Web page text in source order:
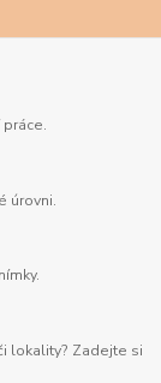
úrovni.
lokality? Zadejte si